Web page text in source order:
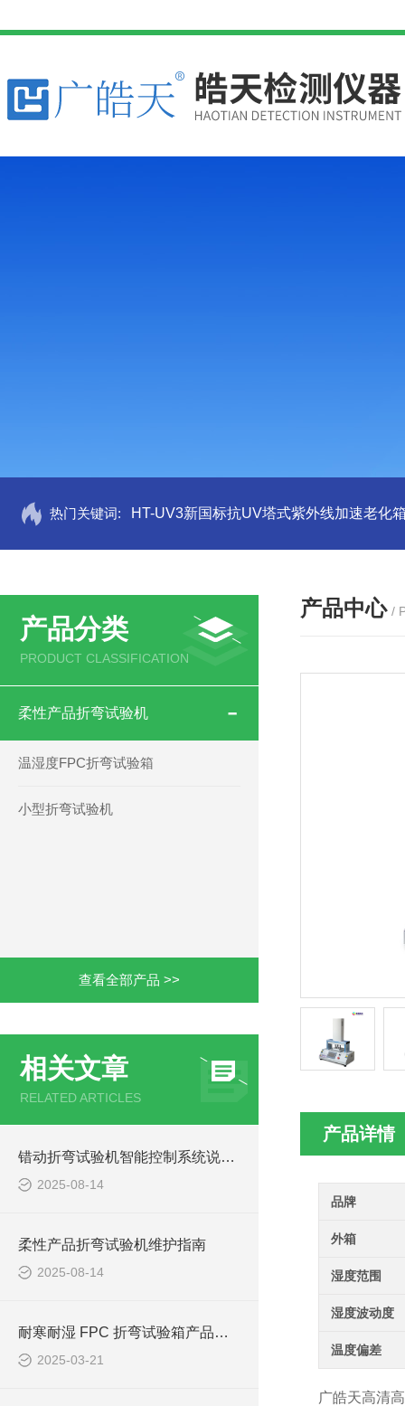
热门关键词: HT-UV3新国标抗UV塔式紫外线加速老化
产品分类
PRODUCT CLASSIFICATION
柔性产品折弯试验机
温湿度FPC折弯试验箱
小型折弯试验机
查看全部产品 >>
相关文章
RELATED ARTICLES
错动折弯试验机智能控制系统说明书
2025-08-14
柔性产品折弯试验机维护指南
2025-08-14
耐寒耐湿 FPC 折弯试验箱产品概述
2025-03-21
产品中心 /
产品详情
品牌
外箱
湿度范围
湿度波动度
温度偏差
广皓天高清